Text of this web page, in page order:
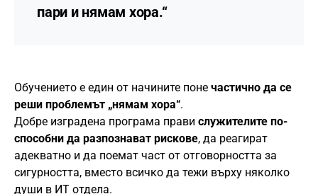
пари и нямам хора.“
Обучението е един от начините поне частично да се
реши проблемът „нямам хора“.
Добре изградена програма прави служителите по-
способни да разпознават рискове, да реагират
адекватно и да поемат част от отговорността за
сигурността, вместо всичко да тежи върху няколко
души в ИТ отдела.